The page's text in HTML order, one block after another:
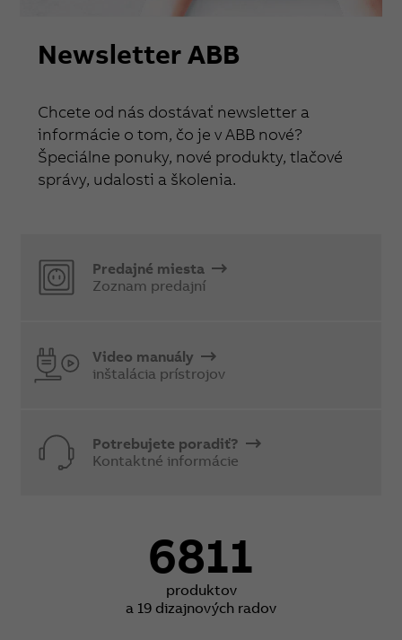
Newsletter ABB
Chcete od nás dostávať newsletter a
informácie o tom, čo je v ABB nové?
Špeciálne ponuky, nové produkty, tlačové
správy, udalosti a školenia.
Predajné miesta
Zoznam predajní
Video manuály
inštalácia prístrojov
Potrebujete poradiť?
Kontaktné informácie
6811
produktov
a 19 dizajnových radov